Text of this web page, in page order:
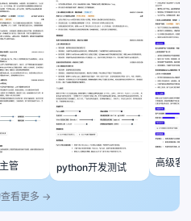
管
python开发测试 高级客
看更多 →